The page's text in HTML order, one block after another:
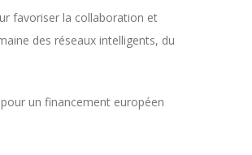
favoriser la collaboration et
des réseaux intelligents, du
un financement européen